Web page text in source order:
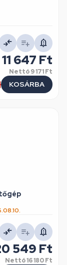
11 647 Ft
Nettó9 171 Ft
KOSÁRBA
549 Ft
Nettó16 180 Ft